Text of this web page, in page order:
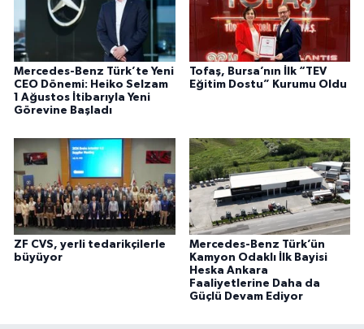
Mercedes-Benz Türk’te Yeni
CEO Dönemi: Heiko Selzam
1 Ağustos İtibarıyla Yeni
Görevine Başladı
Tofaş, Bursa’nın İlk “TEV
Eğitim Dostu” Kurumu Oldu
ZF CVS, yerli tedarikçilerle
büyüyor
Mercedes-Benz Türk’ün
Kamyon Odaklı İlk Bayisi
Heska Ankara
Faaliyetlerine Daha da
Güçlü Devam Ediyor